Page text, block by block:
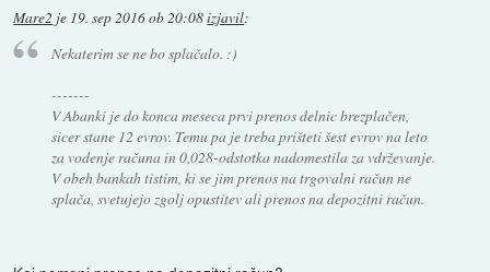
Mare2 je 19. sep 2016 ob 20:08izjavil:
Nekaterim se ne bo splačalo. :)
-------
V Abanki je do konca meseca prvi prenos delnic brezplačen,
sicer stane 12 evrov. Temu pa je treba prišteti šest evrov na leto
za vodenje računa in 0,028-odstotka nadomestila za vdrževanje.
V obeh bankah tistim, ki se jim prenos na trgovalni račun ne
splača, svetujejo zgolj opustitev ali prenos na depozitni račun.